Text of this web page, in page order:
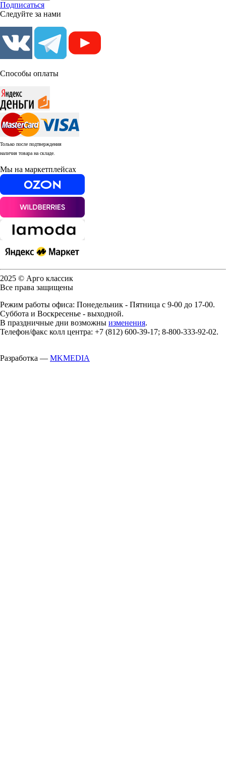
Подписаться
Следуйте за нами
Способы оплаты
Только после подтверждения
наличия товара на складе.
Мы на маркетплейсах
2025 © Арго классик
Все права защищены
Режим работы офиса: Понедельник - Пятница с 9-00 до 17-00.
Суббота и Воскресенье - выходной.
В праздничные дни возможны изменения.
Телефон/факс колл центра: +7 (812) 600-39-17; 8-800-333-92-02.
Разработка — MKMEDIA